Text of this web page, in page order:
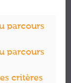
parcours
parcours
critères